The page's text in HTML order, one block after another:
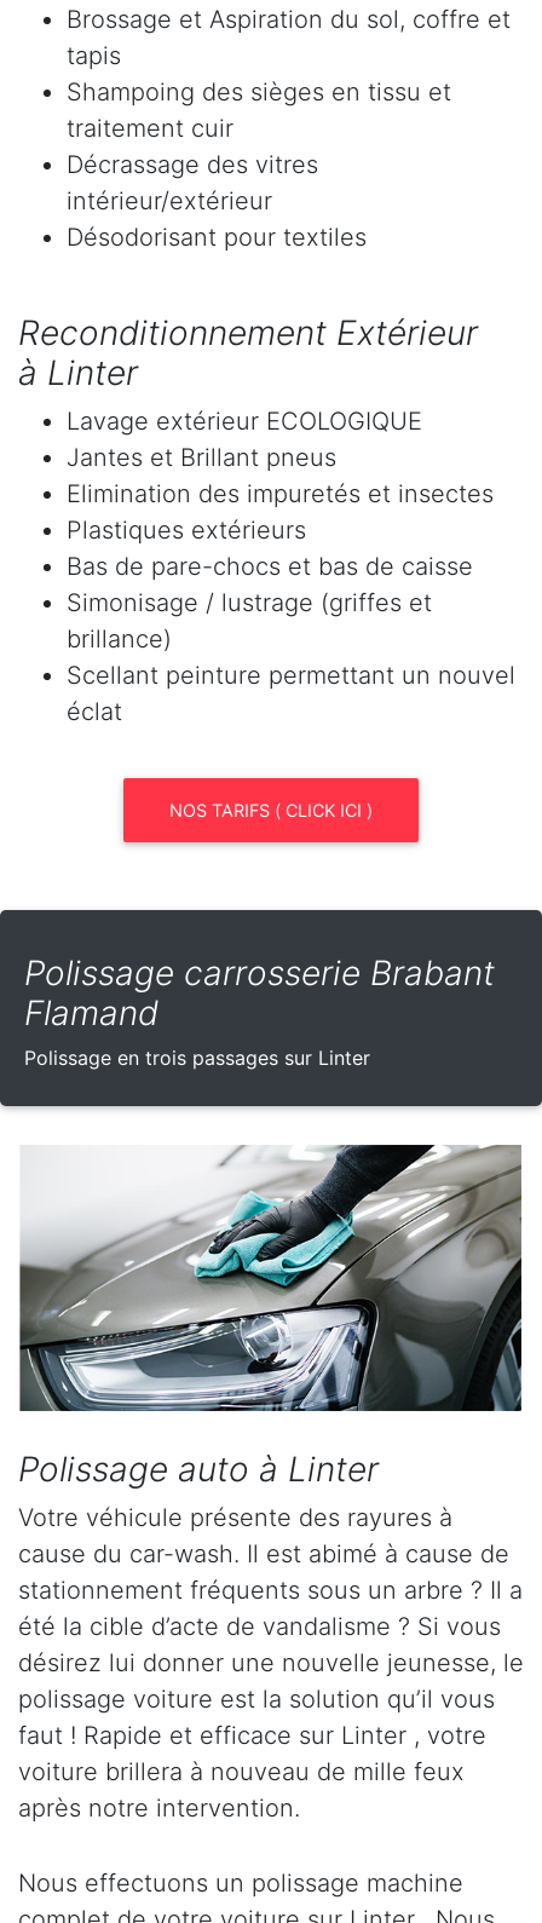
Brossage et Aspiration du sol, coffre et
tapis
Shampoing des sièges en tissu et
traitement cuir
Décrassage des vitres
intérieur/extérieur
Désodorisant pour textiles
Reconditionnement Extérieur
à Linter
Lavage extérieur ECOLOGIQUE
Jantes et Brillant pneus
Elimination des impuretés et insectes
Plastiques extérieurs
Bas de pare-chocs et bas de caisse
Simonisage / lustrage (griffes et
brillance)
Scellant peinture permettant un nouvel
éclat
NOS TARIFS ( CLICK ICI )
Polissage carrosserie Brabant
Flamand
Polissage en trois passages sur Linter
Polissage auto à Linter
Votre véhicule présente des rayures à
cause du car-wash. Il est abimé à cause de
stationnement fréquents sous un arbre ? Il a
été la cible d’acte de vandalisme ? Si vous
désirez lui donner une nouvelle jeunesse, le
polissage voiture est la solution qu’il vous
faut ! Rapide et efficace sur Linter , votre
voiture brillera à nouveau de mille feux
après notre intervention.
Nous effectuons un polissage machine